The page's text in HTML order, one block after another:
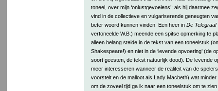
toneel, over mijn ‘onlustgevoelens’; als hij daarmee
vind in de collectieve en vulgariserende geneugten
beter woord kunnen vinden. Een heer in De Telegraaf
vertoneelde W.B.) meende een spitse opmerking te
alleen belang stelde in de tekst van een toneelstuk
Shakespeare!) en niet in de ‘levende opvoering’ (de
soort geesten, de tekst natuurlijk dood). De levende
meer interesseren wanneer de realiteit van de
voorstelt en de malloot als Lady Macbeth) wat
om de zoveel tijd ga ik naar een toneelstuk om te